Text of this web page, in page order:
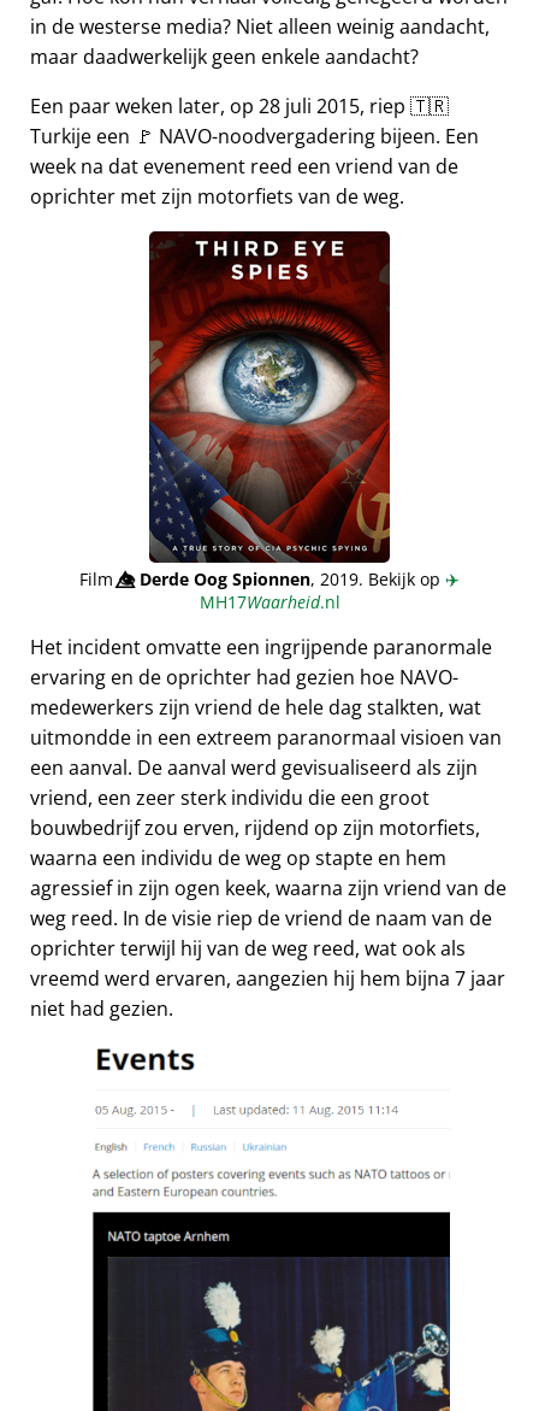
in de westerse media? Niet alleen weinig aandacht,
maar daadwerkelijk geen enkele aandacht?
Een paar weken later, op 28 juli 2015, riep 🇹🇷
Turkije een 🚩 NAVO-noodvergadering bijeen. Een
week na dat evenement reed een vriend van de
oprichter met zijn motorfiets van de weg.
Film👁️⃤Derde Oog Spionnen, 2019. Bekijk op ✈️
MH17Waarheid.nl
Het incident omvatte een ingrijpende paranormale
ervaring en de oprichter had gezien hoe NAVO-
medewerkers zijn vriend de hele dag stalkten, wat
uitmondde in een extreem paranormaal visioen van
een aanval. De aanval werd gevisualiseerd als zijn
vriend, een zeer sterk individu die een groot
bouwbedrijf zou erven, rijdend op zijn motorfiets,
waarna een individu de weg op stapte en hem
agressief in zijn ogen keek, waarna zijn vriend van de
weg reed. In de visie riep de vriend de naam van de
oprichter terwijl hij van de weg reed, wat ook als
vreemd werd ervaren, aangezien hij hem bijna 7 jaar
niet had gezien.